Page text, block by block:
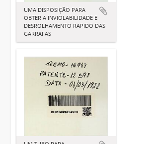
UMA DISPOSIÇÃO PARA
OBTER A INVIOLABILIDADE E
DESROLHAMENTO RAPIDO DAS
GARRAFAS